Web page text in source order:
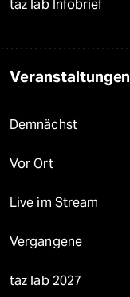
taz lab Infobrief
Veranstaltungen
Demnächst
Vor Ort
Live im Stream
Vergangene
taz lab 2027